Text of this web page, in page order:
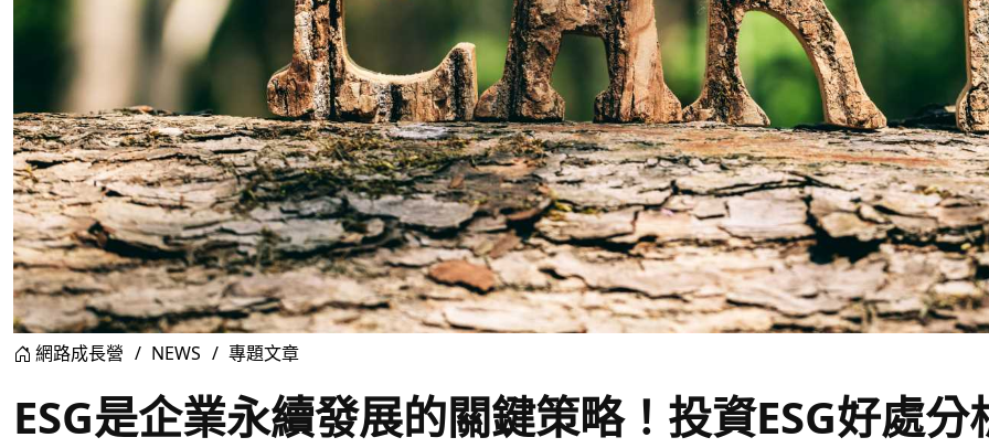
網路成長營 NEWS 專題文章
ESG是企業永續發展的關鍵策略！投資ESG好處分